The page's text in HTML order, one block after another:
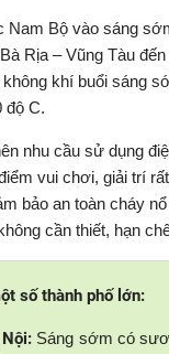
Nam Bộ vào sáng
Rịa – Vũng Tàu
khí buổi sáng
độ C.
nhu cầu sử dụng
vui chơi, giải trí
bảo an toàn cháy
cần thiết, hạn
số thành phố lớn:
Sáng sớm có